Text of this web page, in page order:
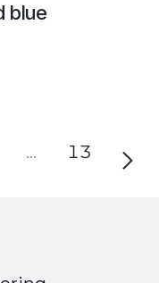
blue
… 13